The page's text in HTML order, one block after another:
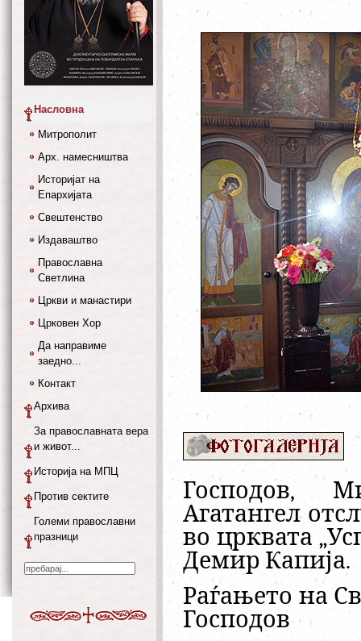
Господов,
Агатангел
во црквата
Демир Капија.
Раѓањето на
Господов
Насловна
Митрополит
Арх. намесништва
Историјат на
Епархијата
Свештенство
Издаваштво
Православна
Светлина
Цркви и манастири
Црковен Хор
Да направиме
заедно...
Контакт
Архива
За православната вера
и живот...
Историја на МПЦ
Против сектите
Големи православни
празници